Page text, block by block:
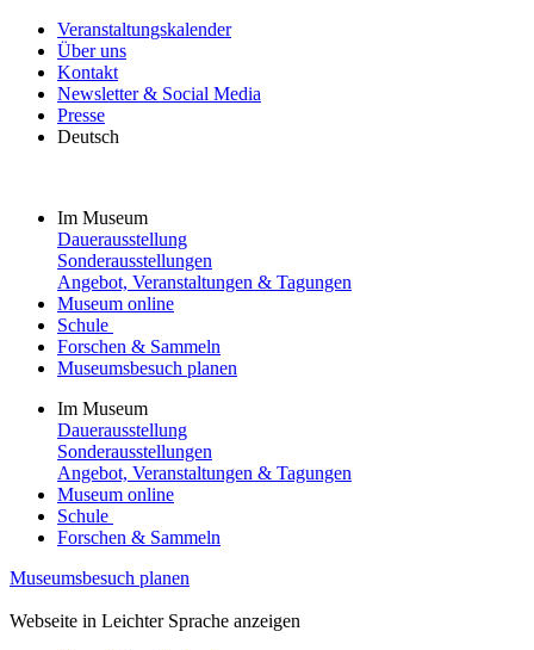
Veranstaltungskalender
Über uns
Kontakt
Newsletter & Social Media
Presse
Deutsch
Im Museum
Dauerausstellung
Sonderausstellungen
Angebot, Veranstaltungen & Tagungen
Museum online
Schule
Forschen & Sammeln
Museumsbesuch planen
Im Museum
Dauerausstellung
Sonderausstellungen
Angebot, Veranstaltungen & Tagungen
Museum online
Schule
Forschen & Sammeln
Museumsbesuch planen
Webseite in Leichter Sprache anzeigen